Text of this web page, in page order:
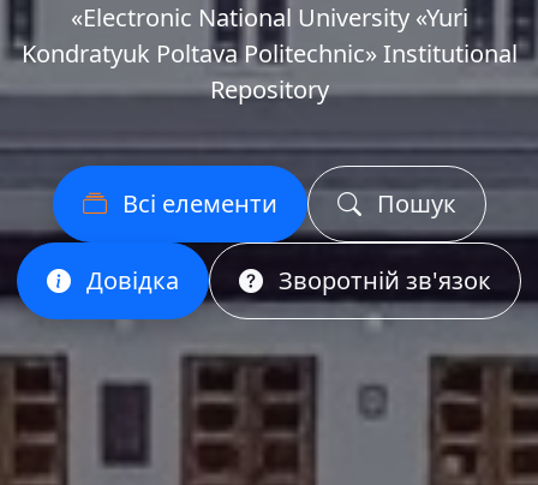
«Еlectronic National University «Yuri
Kondratyuk Poltava Politechnic» Institutional
Repository
Всі елементи Пошук
Довідка Зворотній зв'язок